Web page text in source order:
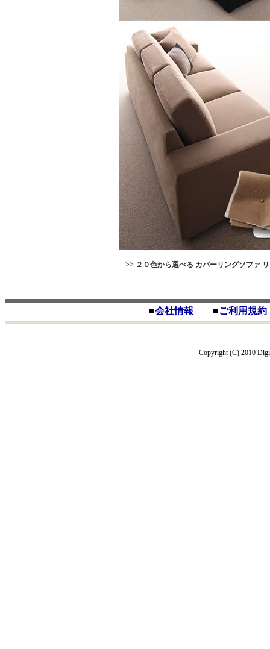
>> ２０色から選べる カバーリングソファ
■会社情報 ■ご利用規約
Copyright (C) 2010